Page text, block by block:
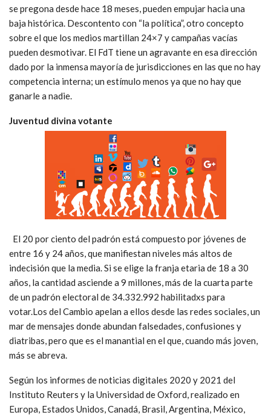
se pregona desde hace 18 meses, pueden empujar hacia una
baja histórica. Descontento con “la política”, otro concepto
sobre el que los medios martillan 24×7 y campañas vacías
pueden desmotivar. El FdT tiene un agravante en esa dirección
dado por la inmensa mayoría de jurisdicciones en las que no hay
competencia interna; un estímulo menos ya que no hay que
ganarle a nadie.
Juventud divina votante
El 20 por ciento del padrón está compuesto por jóvenes de
entre 16 y 24 años, que manifiestan niveles más altos de
indecisión que la media. Si se elige la franja etaria de 18 a 30
años, la cantidad asciende a 9 millones, más de la cuarta parte
de un padrón electoral de 34.332.992 habilitadxs para
votar.Los del Cambio apelan a ellos desde las redes sociales, un
mar de mensajes donde abundan falsedades, confusiones y
diatribas, pero que es el manantial en el que, cuando más joven,
más se abreva.
Según los informes de noticias digitales 2020 y 2021 del
Instituto Reuters y la Universidad de Oxford, realizado en
Europa, Estados Unidos, Canadá, Brasil, Argentina, México,